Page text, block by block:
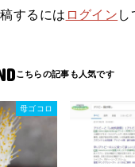
するには ログイン し
母ゴコロ